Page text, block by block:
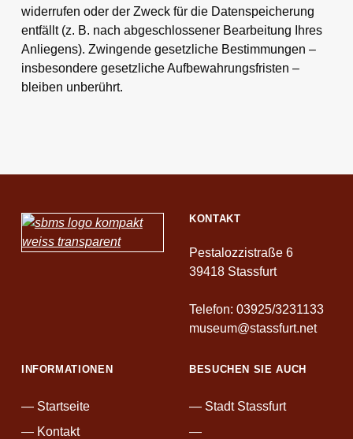
widerrufen oder der Zweck für die Datenspeicherung
entfällt (z. B. nach abgeschlossener Bearbeitung Ihres
Anliegens). Zwingende gesetzliche Bestimmungen –
insbesondere gesetzliche Aufbewahrungsfristen –
bleiben unberührt.
Skip back to main navigation
KONTAKT
Pestalozzistraße 6
39418 Stassfurt
Telefon: 03925/3231133
museum@stassfurt.net
INFORMATIONEN
Startseite
Kontakt
BESUCHEN SIE AUCH
Stadt Stassfurt